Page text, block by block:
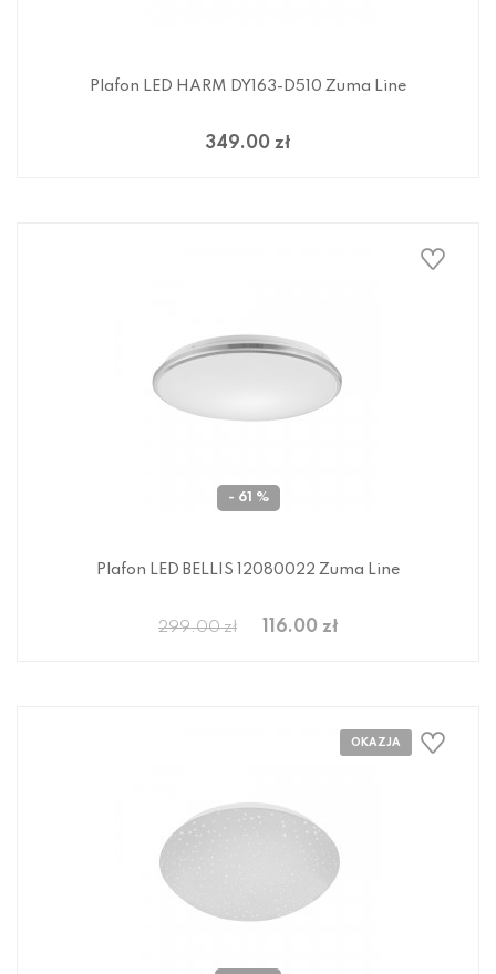
Plafon LED HARM DY163-D510 Zuma Line
349.00 zł
- 61 %
Plafon LED BELLIS 12080022 Zuma Line
299.00 zł 116.00 zł